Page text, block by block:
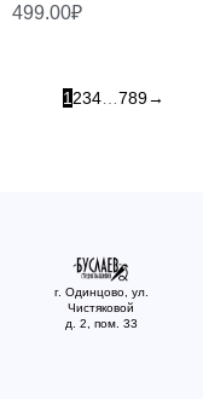
499.00₽
1 234 789→
г. Одинцово, ул.
Чистяковой
д. 2, пом. 33